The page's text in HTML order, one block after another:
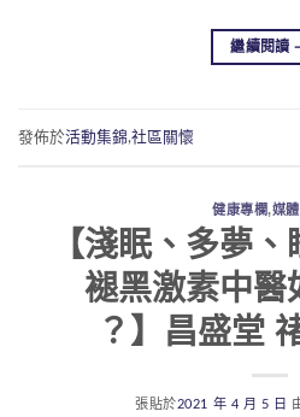
繼續閱讀
發佈於活動集錦,社區關懷
健康專欄,媒
【淺眠、多夢
褪黑激素中醫
？】昌盛堂
張貼於2021 年 4 月 5 日